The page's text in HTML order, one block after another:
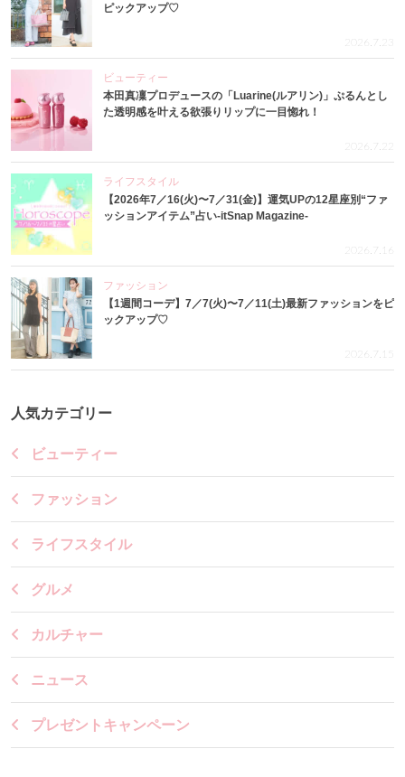
ピックアップ♡
2026.7.23
ビューティー
本田真凜プロデュースの「Luarine(ルアリン)」ぷるんとし
た透明感を叶える欲張りリップに一目惚れ！
2026.7.22
ライフスタイル
【2026年7／16(火)〜7／31(金)】運気UPの12星座別“ファ
ッションアイテム”占い-itSnap Magazine-
2026.7.16
ファッション
【1週間コーデ】7／7(火)〜7／11(土)最新ファッションをピ
ックアップ♡
2026.7.15
人気カテゴリー
ビューティー
ファッション
ライフスタイル
グルメ
カルチャー
ニュース
プレゼントキャンペーン